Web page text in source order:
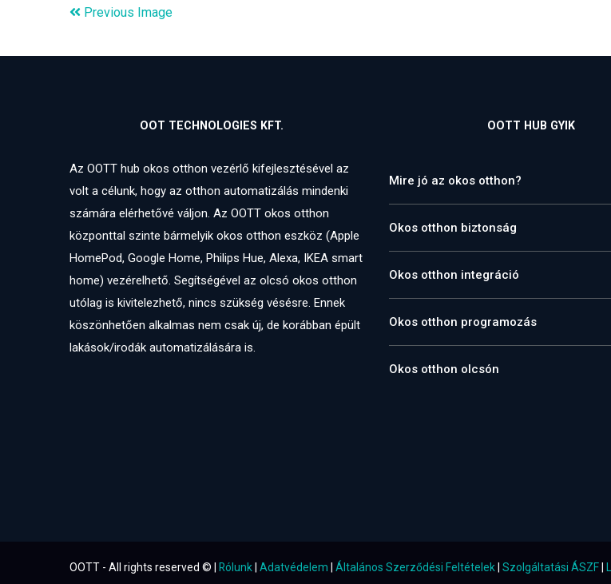
Previous Image
OOT TECHNOLOGIES KFT.
Az OOTT hub okos otthon vezérlő kifejlesztésével az
volt a célunk, hogy az otthon automatizálás mindenki
számára elérhetővé váljon. Az OOTT okos otthon
központtal szinte bármelyik okos otthon eszköz (Apple
HomePod, Google Home, Philips Hue, Alexa, IKEA smart
home) vezérelhető. Segítségével az olcsó okos otthon
utólag is kivitelezhető, nincs szükség vésésre. Ennek
köszönhetően alkalmas nem csak új, de korábban épült
lakások/irodák automatizálására is.
OOTT HUB GYIK
Mire jó az okos otthon?
Okos otthon biztonság
Okos otthon integráció
Okos otthon programozás
Okos otthon olcsón
OOTT - All rights reserved © | Rólunk Adatvédelem Általános Szerződési Feltételek Szolgáltatási ÁSZF